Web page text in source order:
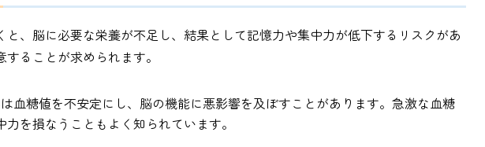
、脳に必要な栄養が不足し、結果として記憶力や集中力が低下するリスクがあ
ることが求められます。
血糖値を不安定にし、脳の機能に悪影響を及ぼすことがあります。急激な血糖
を損なうこともよく知られています。